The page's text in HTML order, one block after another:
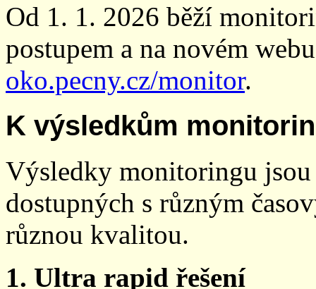
Od 1. 1. 2026 běží
postupem a na novém
oko.pecny.cz/monitor.
K výsledkům
Výsledky monitoringu
dostupných s různým
různou kvalitou.
1. Ultra rapid řešení